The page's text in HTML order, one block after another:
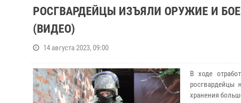
РОСГВАРДЕЙЦЫ ИЗЪЯЛИ ОРУЖИЕ И
(ВИДЕО)
14 августа 2023, 09:00
В ходе
росгвардейцы
хранения